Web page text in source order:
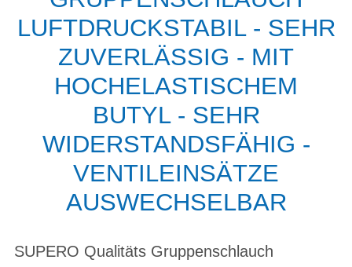
LUFTDRUCKSTABIL - SEHR
ZUVERLÄSSIG - MIT
HOCHELASTISCHEM
BUTYL - SEHR
WIDERSTANDSFÄHIG -
VENTILEINSÄTZE
AUSWECHSELBAR
SUPERO Qualitäts Gruppenschlauch